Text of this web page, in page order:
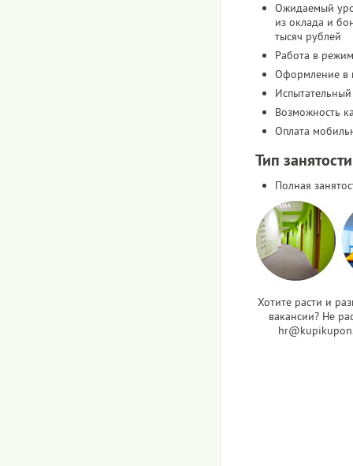
Ожидаемый
из оклада и
тысяч рублей
Работа в
Оформление в
Возможность
Оплата
Тип занятости
Полная
Хотите расти и
вакансии? Не